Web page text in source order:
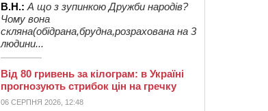
В.Н.: А що з зупинкою Дружби народів?
Чому вона
скляна(обідрана,брудна,розрахована на 3
людини...
Від 80 гривень за кілограм: в Україні
прогнозують стрибок цін на гречку
06 СЕРПНЯ 2026, 12:48